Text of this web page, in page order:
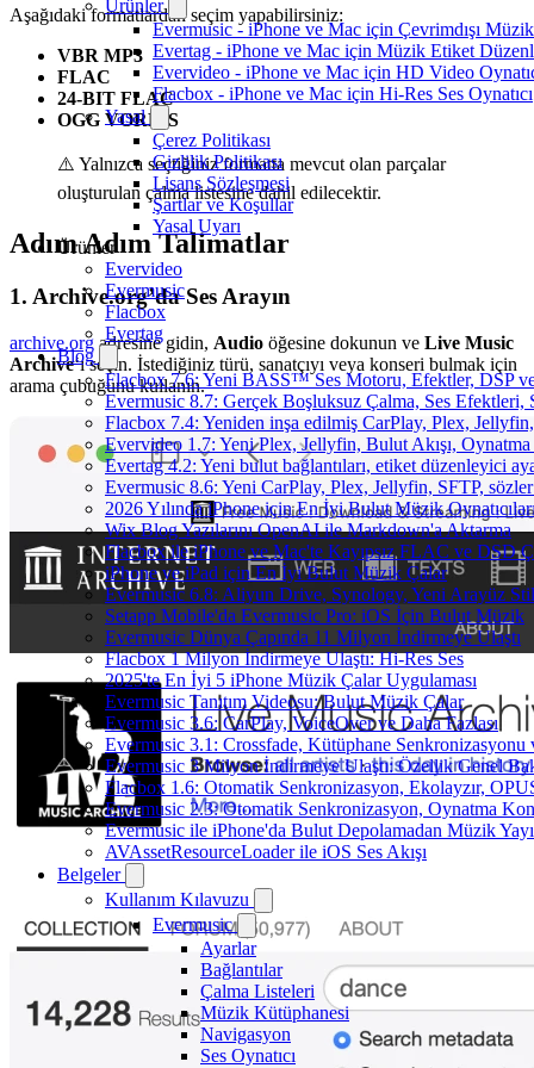
Ürünler
Evermusic - iPhone ve Mac için Çevrimdışı
Evertag - iPhone ve Mac için Müzik Etiket
Evervideo - iPhone ve Mac için HD Video
Flacbox - iPhone ve Mac için Hi-Res Ses Oynatıcı
Yasal
Çerez Politikası
Gizlilik Politikası
Lisans Sözleşmesi
Şartlar ve Koşullar
Yasal Uyarı
Ürünler
Evervideo
Evermusic
Flacbox
Evertag
Blog
Flacbox 7.6: Yeni BASS™ Ses Motoru, Efektler, DSP
Evermusic 8.7: Gerçek Boşluksuz Çalma, Ses
Flacbox 7.4: Yeniden inşa edilmiş CarPlay, Plex,
Evervideo 1.7: Yeni Plex, Jellyfin, Bulut Akışı,
Evertag 4.2: Yeni bulut bağlantıları, etiket düzenleyici
Evermusic 8.6: Yeni CarPlay, Plex, Jellyfin, SFTP,
2026 Yılında iPhone için En İyi Bulut Müzik
Wix Blog Yazılarını OpenAI ile Markdown'a Aktarma
Flacbox ile iPhone ve Mac'te Kayıpsız FLAC ve DSD
iPhone ve iPad için En İyi Bulut Müzik Çalar
Evermusic 6.8: Aliyun Drive, Synology, Yeni Arayüz
Setapp Mobile'da Evermusic Pro: iOS İçin Bulut Müzik
Evermusic Dünya Çapında 11 Milyon İndirmeye Ulaştı
Flacbox 1 Milyon İndirmeye Ulaştı: Hi-Res Ses
2025'te En İyi 5 iPhone Müzik Çalar Uygulaması
Evermusic Tanıtım Videosu: Bulut Müzik Çalar
Evermusic 3.6: CarPlay, VoiceOver ve Daha Fazlası
Evermusic 3.1: Crossfade, Kütüphane Senkronizasyonu
Evermusic 3 Milyon İndirmeye Ulaştı: Özellik Genel
Flacbox 1.6: Otomatik Senkronizasyon, Ekolayzır,
Evermusic 2.3: Otomatik Senkronizasyon, Oynatma
Evermusic ile iPhone'da Bulut Depolamadan Müzik
AVAssetResourceLoader ile iOS Ses Akışı
Belgeler
Kullanım Kılavuzu
Evermusic
Ayarlar
Bağlantılar
Çalma Listeleri
Müzik Kütüphanesi
Navigasyon
Ses Oynatıcı
Aşağıdaki formatlardan seçim yapabilirsiniz:
VBR MP3
FLAC
24-BIT FLAC
OGG VORBIS
⚠️ Yalnızca seçtiğiniz formatta mevcut olan parçalar
oluşturulan çalma listesine dahil edilecektir.
Adım Adım Talimatlar
1. Archive.org’da Ses Arayın
archive.org adresine gidin, Audio öğesine dokunun ve Live Music
Archive‘ı seçin. İstediğiniz türü, sanatçıyı veya konseri bulmak için
arama çubuğunu kullanın.